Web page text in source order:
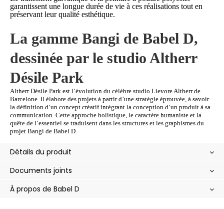
garantissent une longue durée de vie à ces réalisations tout en
préservant leur qualité esthétique.
La gamme Bangi de Babel D,
dessinée par le studio Altherr
Désile Park
Altherr Désile Park est l’évolution du célèbre studio Lievore Altherr de
Barcelone. Il élabore des projets à partir d’une stratégie éprouvée, à savoir
la définition d’un concept créatif intégrant la conception d’un produit à sa
communication. Cette approche holistique, le caractère humaniste et la
quête de l’essentiel se traduisent dans les structures et les graphismes du
projet Bangi de Babel D.
Détails du produit
Documents joints
À propos de Babel D